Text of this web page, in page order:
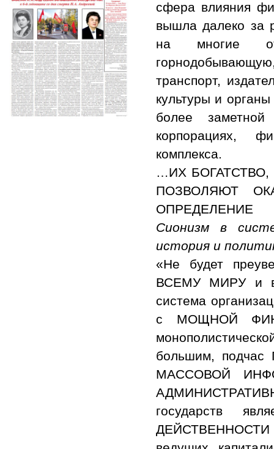
сфера влияния
вышла далеко за
на многие
транспорт,
культуры и
более
корпорациях,
комплекса.
…ИХ
ПОЗВОЛЯЮТ
Сионизм в
история и
«Не будет
ВСЕМУ МИРУ и
система
с МОЩНОЙ
большим,
МАССОВОЙ
государств